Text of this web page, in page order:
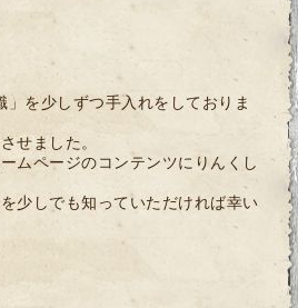
を少しずつ手入れをしておりま
せました。
ムページのコンテンツにりんくし
少しでも知っていただければ幸い